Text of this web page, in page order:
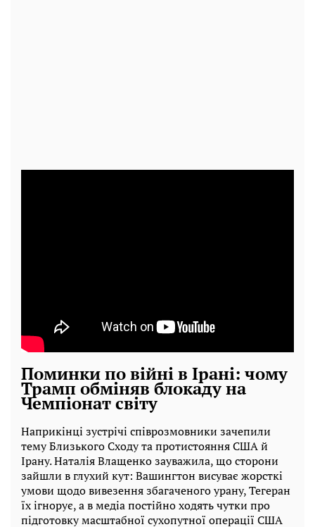
Поминки по війні в Ірані: чому
Трамп обміняв блокаду на
Чемпіонат світу
Наприкінці зустрічі співрозмовники зачепили
тему Близького Сходу та протистояння США й
Ірану. Наталія Влащенко зауважила, що сторони
зайшли в глухий кут: Вашингтон висуває жорсткі
умови щодо вивезення збагаченого урану, Тегеран
їх ігнорує, а в медіа постійно ходять чутки про
підготовку масштабної сухопутної операції США